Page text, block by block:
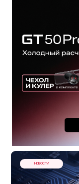
НОВОСТИ